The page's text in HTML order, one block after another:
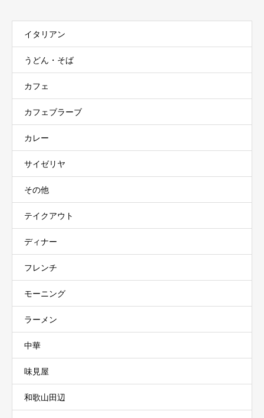
イタリアン
うどん・そば
カフェ
カフェブラーブ
カレー
サイゼリヤ
その他
テイクアウト
ディナー
フレンチ
モーニング
ラーメン
中華
味見屋
和歌山田辺